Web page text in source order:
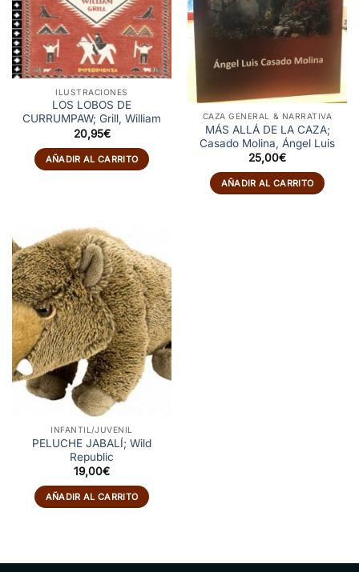
ILUSTRACIONES
LOS LOBOS DE
CURRUMPAW; Grill, William
20,95€
AÑADIR AL CARRITO
CAZA GENERAL & NARRATIVA
MÁS ALLÁ DE LA CAZA;
Casado Molina, Ángel Luis
25,00€
AÑADIR AL CARRITO
INFANTIL/JUVENIL
PELUCHE JABALÍ; Wild
Republic
19,00€
AÑADIR AL CARRITO